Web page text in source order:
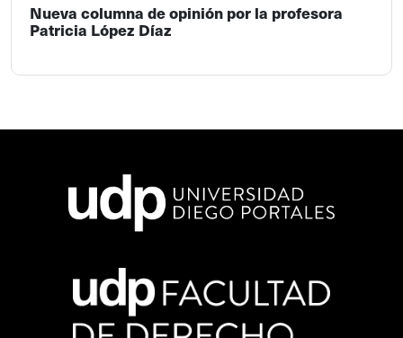
Nueva columna de opinión por la profesora
Patricia López Díaz